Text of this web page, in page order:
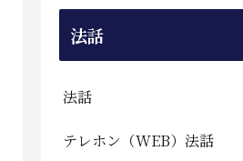
法話
法話
テレホン（WEB）法話